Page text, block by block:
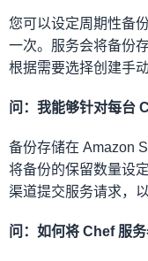
您可以设定周期性备
一次。服务会将备份
根据需要选择创建手动
问：我能够针对每台
备份存储在 Amazon
将备份的保留数量设
渠道提交服务请求，
问：如何将 Chef 服